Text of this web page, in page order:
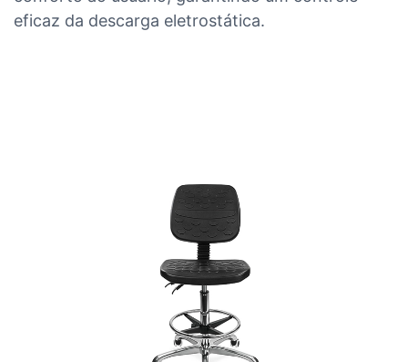
eficaz da descarga eletrostática.